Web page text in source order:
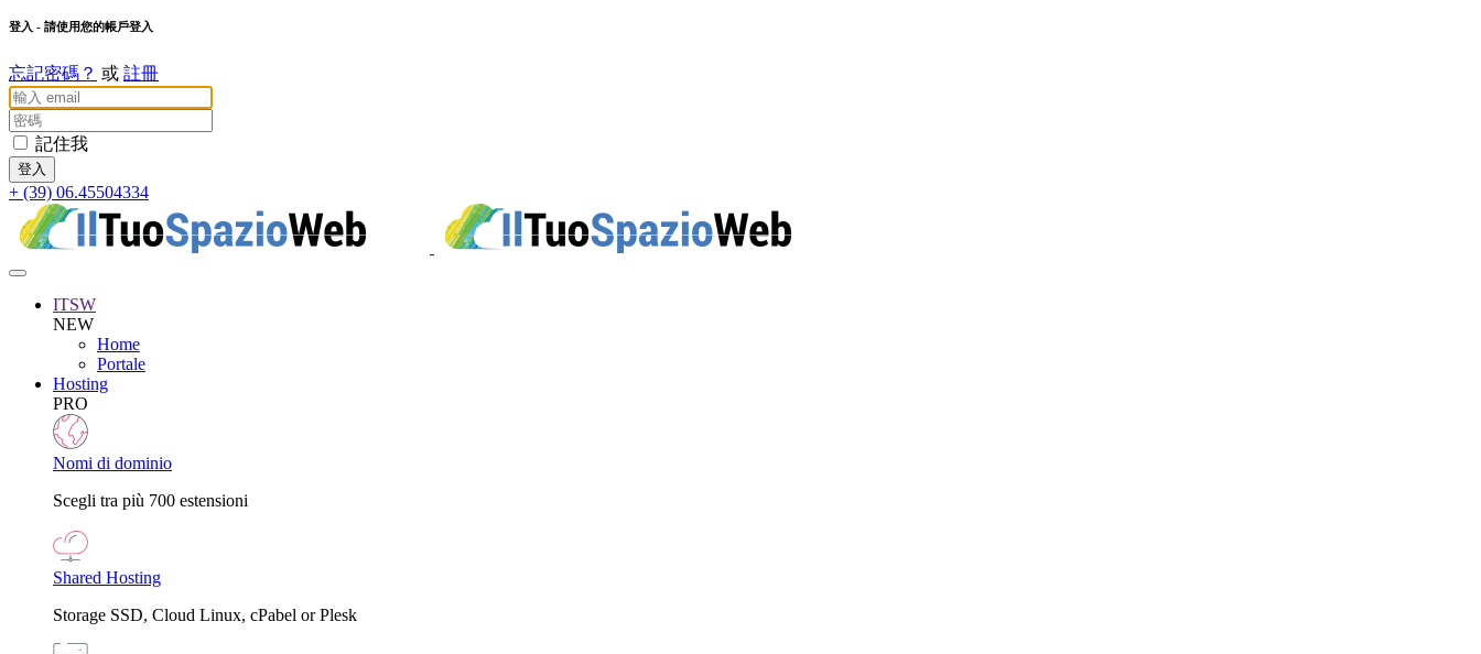
登入 - 請使用您的帳戶登入
忘記密碼？ 或 註冊
記住我
+ (39) 06.45504334
ITSW
NEW
Home
Portale
Hosting
PRO
Nomi di dominio
Scegli tra più 700 estensioni
Shared Hosting
Storage SSD, Cloud Linux, cPabel or Plesk